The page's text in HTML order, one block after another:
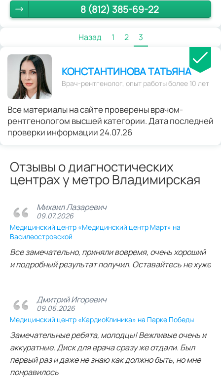
8 (812) 385-69-22
Назад 1 2 3
КОНСТАНТИНОВА ТАТЬЯНА
Врач-рентгенолог, опыт работы более 10 лет
Все материалы на сайте проверены врачом-
рентгенологом высшей категории. Дата последней
проверки информации 24.07.26
Отзывы о диагностических
центрах у метро Владимирская
Михаил Лазаревич
09.07.2026
Медицинский центр «Медицинский центр Март» на
Василеостровской
Все замечательно, приняли вовремя, очень хороший
и подробный результат получил. Оставайтесь не хуже
Дмитрий Игоревич
09.06.2026
Медицинский центр «КардиоКлиника» на Парке Победы
Замечательные ребята, молодцы! Вежливые очень и
аккуратные. Диск для врача сразу же отдали. Был
первый раз и даже не знаю как должно быть, но мне
понравилось